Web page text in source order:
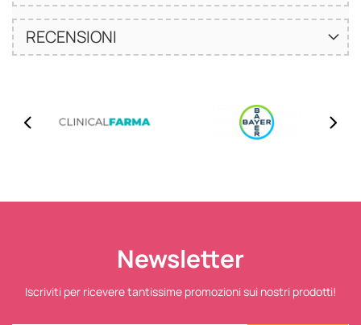
RECENSIONI
Newsletter
Iscriviti per ricevere tantissime promozioni sui nostri prodotti!